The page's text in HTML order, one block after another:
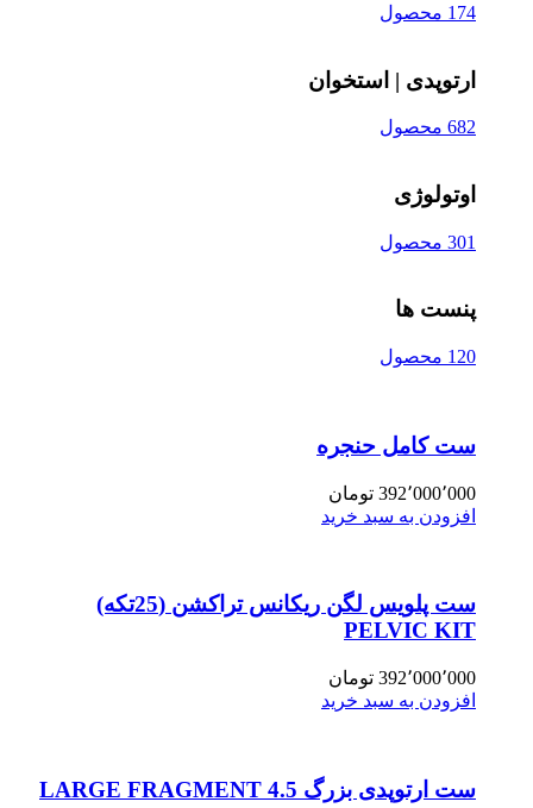
174 محصول
ارتوپدی | استخوان
682 محصول
اوتولوژی
301 محصول
پنست ها
120 محصول
ست کامل حنجره
392٬000٬000 تومان
افزودن به سبد خرید
ست پلویس لگن ریکانس تراکشن (25تکه)
PELVIC KIT
392٬000٬000 تومان
افزودن به سبد خرید
ست ارتوپدی بزرگ 4.5 LARGE FRAGMENT